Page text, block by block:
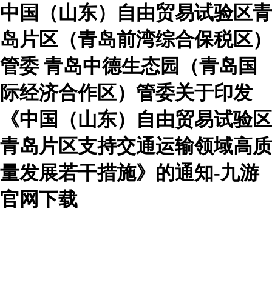
中国（山东）自由贸易试验区青
岛片区（青岛前湾综合保税区）
管委 青岛中德生态园（青岛国
际经济合作区）管委关于印发
《中国（山东）自由贸易试验区
青岛片区支持交通运输领域高质
量发展若干措施》的通知-九游
官网下载